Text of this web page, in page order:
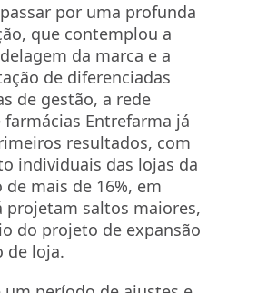
por uma profunda
que contemplou a
da marca e a
de diferenciadas
de gestão, a rede
Entrefarma já
resultados, com
individuais das lojas da
de mais de 16%, em
projetam saltos maiores,
do projeto de expansão
de loja.